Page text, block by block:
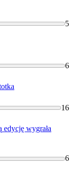
5
6
16
edycję wygrała
6